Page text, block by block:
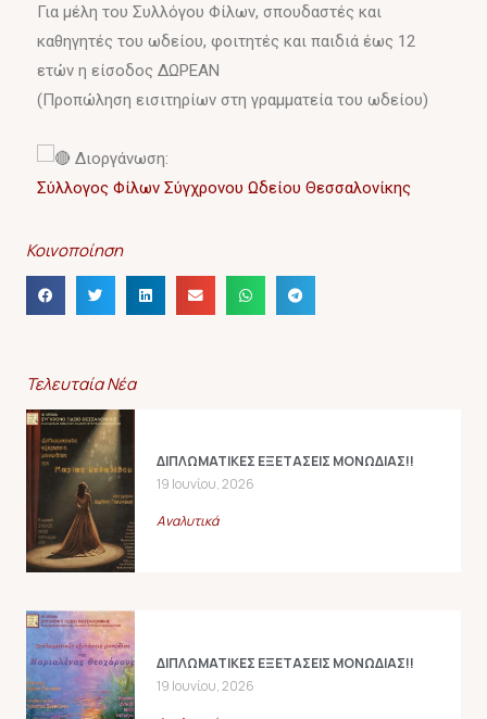
Για μέλη του Συλλόγου Φίλων, σπουδαστές και
καθηγητές του ωδείου, φοιτητές και παιδιά έως 12
ετών η είσοδος ΔΩΡΕΑΝ
(Προπώληση εισιτηρίων στη γραμματεία του ωδείου)
Διοργάνωση:
Σύλλογος Φίλων Σύγχρονου Ωδείου Θεσσαλονίκης
Κοινοποίηση
Τελευταία Νέα
ΔΙΠΛΩΜΑΤΙΚΕΣ ΕΞΕΤΑΣΕΙΣ ΜΟΝΩΔΙΑΣ!!
19 Ιουνίου, 2026
Αναλυτικά
ΔΙΠΛΩΜΑΤΙΚΕΣ ΕΞΕΤΑΣΕΙΣ ΜΟΝΩΔΙΑΣ!!
19 Ιουνίου, 2026